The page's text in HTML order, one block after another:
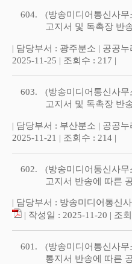
604.
(방송미디어통신사무
고지서 및 독촉장 반
| 담당부서 : 광주분소 | 공공
2025-11-25 | 조회수 : 217 |
603.
(방송미디어통신사무
고지서 및 독촉장 반
| 담당부서 : 부산분소 | 공공
2025-11-21 | 조회수 : 214 |
602.
(방송미디어통신사무
고지서 반송에 따른
| 담당부서 : 방송미디어통신
| 작성일 : 2025-11-20 | 조
601.
(방송미디어통신사
통지서 반송에 따른